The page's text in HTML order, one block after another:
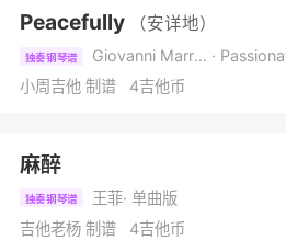
Peacefully （安详地）
独奏钢琴谱 Giovanni Marradi
小周吉他 制谱 4吉他币
麻醉
独奏钢琴谱 王菲· 单曲版
吉他老杨 制谱 4吉他币